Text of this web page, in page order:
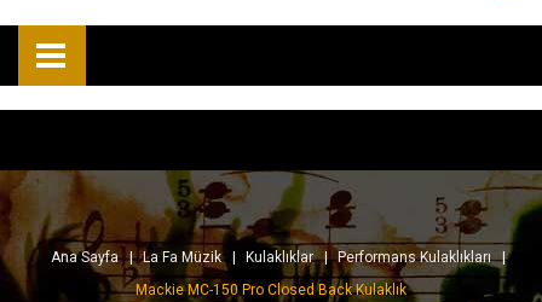
Ana Sayfa La Fa Müzik Kulaklıklar
Performans Kulaklıkları
Mackie MC-150 Pro Closed Back Kulaklık